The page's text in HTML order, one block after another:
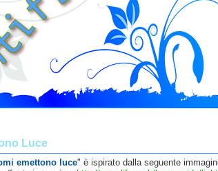
Luce
emettono luce" è ispirato dalla seguente